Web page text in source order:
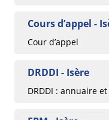
Cours d’appel -
Cour d’appel
DRDDI - Isère
DRDDI : annuaire